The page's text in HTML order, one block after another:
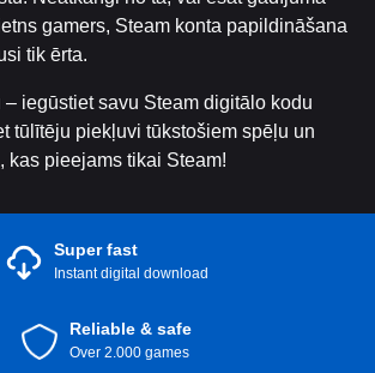
gamers, Steam konta papildināšana
tik ērta.
iegūstiet savu Steam digitālo kodu
tūlītēju piekļuvi tūkstošiem spēļu un
kas pieejams tikai Steam!
Super fast
Instant digital download
Reliable & safe
Over 2.000 games